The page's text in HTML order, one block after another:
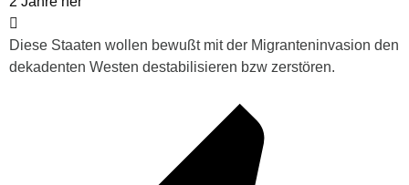
Diese Staaten wollen bewußt mit der Migranteninvasion den
dekadenten Westen destabilisieren bzw zerstören.